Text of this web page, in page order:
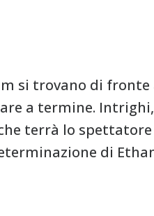
si trovano di fronte
a termine.
terrà lo
di